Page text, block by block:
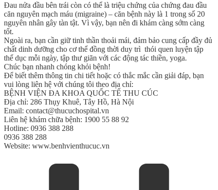
Đau nửa đầu bên trái còn có thể là triệu chứng của chứng đau đầu
căn nguyên mạch máu (migraine) – căn bệnh này là 1 trong số 20
nguyên nhân gây tàn tật. Vì vậy, bạn nên đi khám càng sớm càng
tốt.
Ngoài ra, bạn cần giữ tinh thần thoải mái, đảm bảo cung cấp đầy đủ
chất dinh dưỡng cho cơ thể đồng thời duy trì thói quen luyện tập
thể dục mỗi ngày, tập thư giãn với các động tác thiền, yoga.
Chúc bạn nhanh chóng khỏi bệnh!
Để biết thêm thông tin chi tiết hoặc có thắc mắc cần giải đáp, bạn
vui lòng liên hệ với chúng tôi theo địa chỉ:
BỆNH VIỆN ĐA KHOA QUỐC TẾ THU CÚC
Địa chỉ: 286 Thụy Khuê, Tây Hồ, Hà Nội
Email: contact@thucuchospital.vn
Liên hệ khám chữa bệnh: 1900 55 88 92
Hotline: 0936 388 288
0936 388 288
Website: www.benhvienthucuc.vn